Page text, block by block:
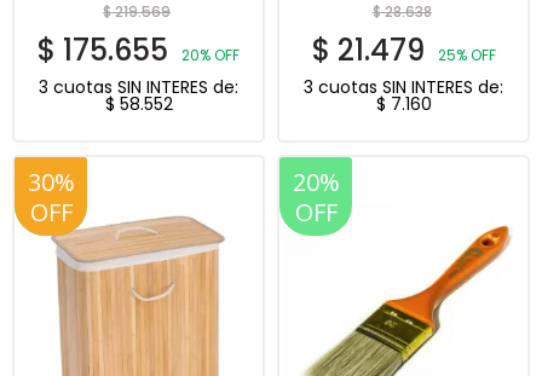
$219.569
$ 175.655 20% OFF
3 cuotas SIN INTERES de:
$ 58.552
$28.638
$ 21.479 25% OFF
3 cuotas SIN INTERES de:
$ 7.160
30%
OFF
20%
OFF
20%
OFF